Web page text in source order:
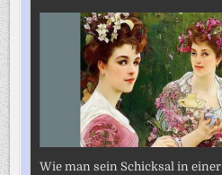
Wie man sein Schicksal in